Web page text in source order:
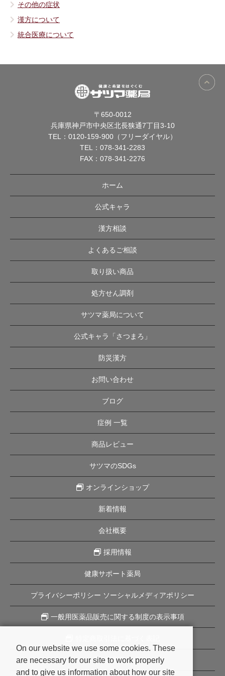
その他の症状
漢方について
統合医療について
〒650-0012
兵庫県神戸市中央区北長狭通7丁目3-10
TEL： 0120-159-900（フリーダイヤル）
TEL： 078-341-2283
FAX：078-341-2276
ホーム
公式キャラ
漢方相談
よくあるご相談
取り扱い商品
処方せん調剤
サツマ薬局について
公式キャラ「さつまろ」
防災漢方
お問い合わせ
ブログ
症例 一覧
商品レビュー
サツマのSDGs
オンラインショップ
新着情報
会社概要
採用情報
健康サポート薬局
プライバシーポリシー ソーシャルメディアポリシー
一般用医薬品販売に関する制度の表示事項
企業理念
On our website we use some cookies. These
are necessary for our site to work properly
and to give us information about how our site